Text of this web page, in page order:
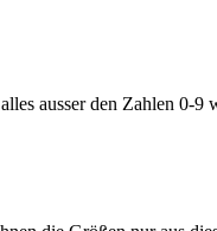
ausser den Zahlen 0-9